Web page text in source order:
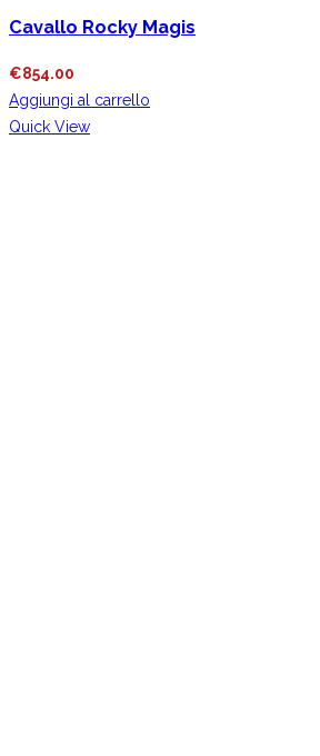
Cavallo Rocky Magis
€854.00
Aggiungi al carrello
Quick View